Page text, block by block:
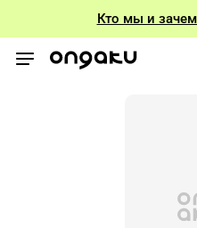
Кто мы и